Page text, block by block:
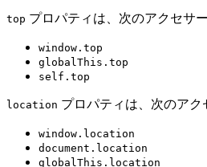
top プロパティは、次のアクセサ
window.top
globalThis.top
self.top
location プロパティは、次のアク
window.location
document.location
globalThis.location